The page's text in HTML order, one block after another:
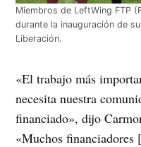
Miembros de LeftWing FTP
durante la inauguración de
Liberación.
«El trabajo más
necesita nuestra
financiado», dijo
«Muchos